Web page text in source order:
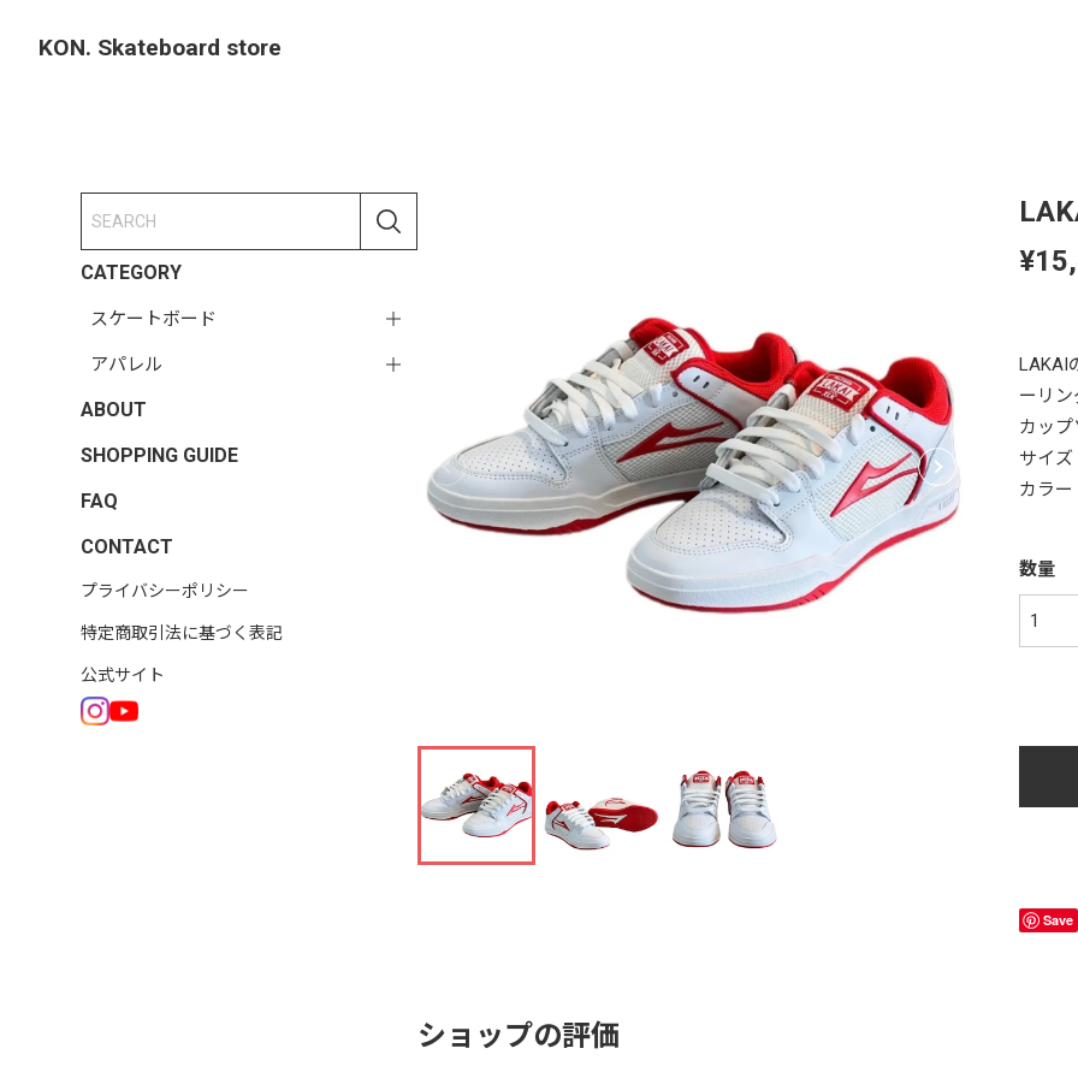
KON. Skateboard store
CATEGORY
スケートボード
アパレル
ABOUT
SHOPPING GUIDE
FAQ
CONTACT
プライバシーポリシー
特定商取引法に基づく表記
公式サイト
LAKAI
ーリ
カッ
サイズ
カラ
数量
Save
ショップの評価